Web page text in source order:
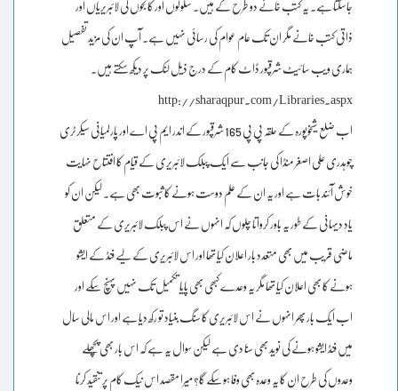
جاسکتا ہے۔ یہ کتب خانے دو طرح کے ہیں۔ سکولوں اور کالجوں کی لائبریریاں اور
ذاتی کتب خانے مگر ان تک عام عوام کی رسائی نہیں ہے۔ آپ ان کی مزید تفصیل
ہماری ویب سائیٹ شرقپور ڈاٹ کام کے درج ذیل لنک پر دیکھ سکتے ہیں۔
http://sharaqpur.com/Libraries.aspx
اب ضلع شیخوپورہ کے حلقہ پی پی 165 شرقپور کے اندر ایم پی اے اور پارلمیانی سیکرٹری
چوہدری علی اصغر منڈا کی جانب سے ایک پبلک لائبریری کے قیام کا افتتاح نہایت
خوش آئند بات ہے اور یہ ان کے علم دوست ہونے کا ثبوت بھی ہے۔ لیکن ان کو
یاد دیہانی کے طور یہ باور کرواتا چلوں کہ انہوں نے اس پبلک لائبریری کے متعلق
ماضی قریب میں بھی متعدد بار اعلان کیا تھا اور اس لائبریری کے لیے فنڈ کے ایشو
ہونے کا بھی اعلان کیا تھا مگر یہ وعدے کبھی بھی پایا تکمیل تک نہیں پہنچ سکے اور
اب ایک بار پھر انہوں نے اس لائبریری کا سنگ بنیاد تو رکھ دیا ہے اور اس مالی سال
میں فنڈ ایشو ہونے کی نوید بھی سنا دی ہے لیکن سوال یہ ہے کہ اس بار بھی پچھلے
وعدوں کی طرح ان کا یہ وعدہ بھی وفا ہوسکے گا؟ میرا مقصد اس نیک کام پر تنقید کرنا